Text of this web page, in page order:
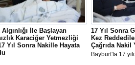
İle Başlayan
Karaciğer Yetmezliği
Yıl Sonra Nakille Hayata
17 Yıl Sonra
Kez
Çağrıda Nakil
Bayburt'ta 17